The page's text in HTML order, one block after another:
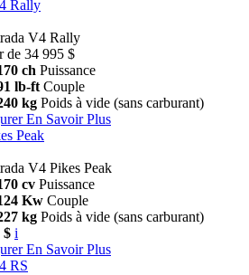
Rally
V4 Rally
de 34 995 $
ch Puissance
lb-ft Couple
kg Poids à vide (sans carburant)
En Savoir Plus
Peak
V4 Pikes Peak
cv Puissance
Kw Couple
kg Poids à vide (sans carburant)
$ i
En Savoir Plus
RS